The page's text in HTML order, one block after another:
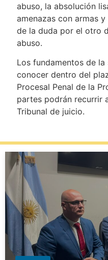
abuso, la absolución
amenazas con armas
de la duda por el otro
Los fundamentos de
conocer dentro del
Procesal Penal de la
partes podrán recurrir
Tribunal de juicio.